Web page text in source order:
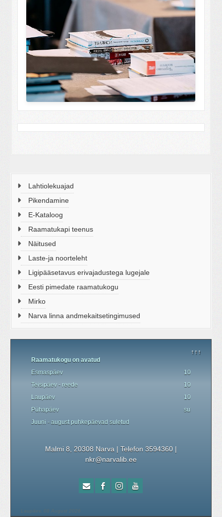
↑↑↑
Raamatukogu on avatud
Esmaspäev
10.00 - 19.00
Teisipäev - reede
10.00 - 18.00
Laupäev
10.00 - 17.00
Pühapäev
suletud
Juuni - augustpuhkepäevad suletud
Malmi 8, 20308 Narva | Telefon 3594360 |
nkr@narvalib.ee
Laupäev, 08 August 2026
Lahtiolekuajad
Pikendamine
E-Kataloog
Raamatukapi teenus
Näitused
Laste-ja noorteleht
Ligipääsetavus erivajadustega lugejale
Eesti pimedate raamatukogu
Mirko
Narva linna andmekaitsetingimused